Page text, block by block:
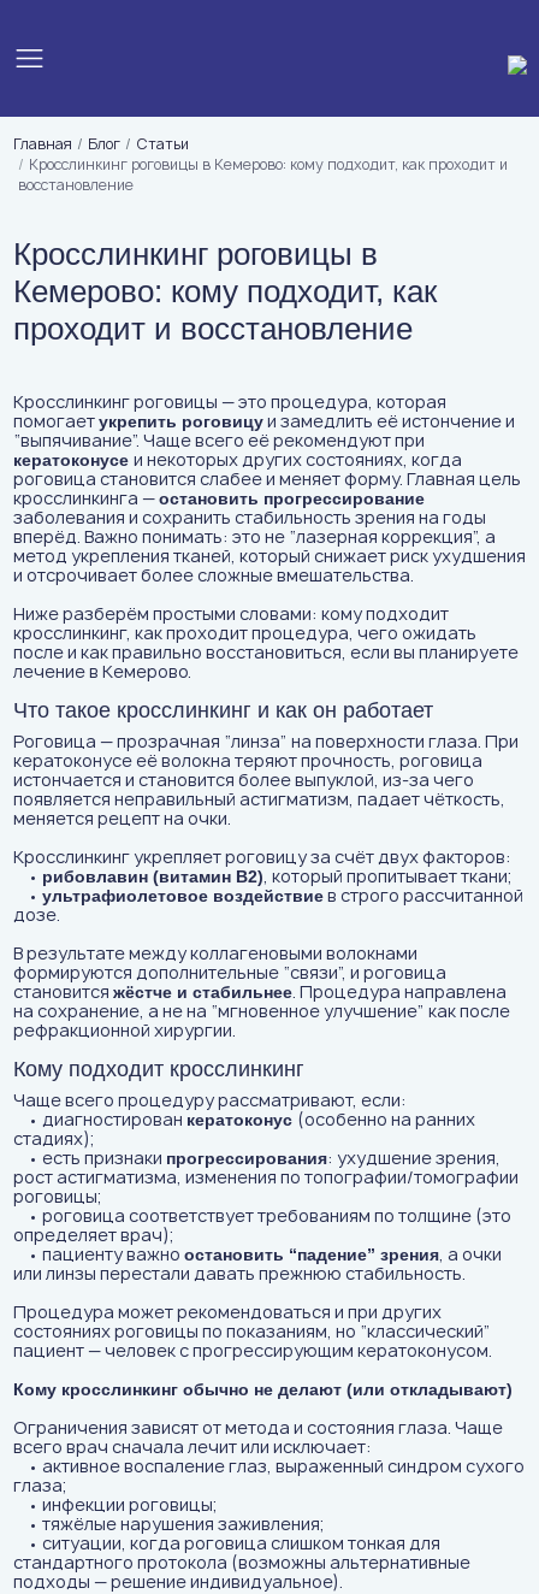
Главная Блог
Статьи
Кросслинкинг роговицы в Кемерово: кому подходит, как проходит и
восстановление
Кросслинкинг роговицы в
Кемерово: кому подходит, как
проходит и восстановление
Кросслинкинг роговицы — это процедура, которая
помогаетукрепить роговицуи замедлить её истончение и
“выпячивание”. Чаще всего её рекомендуют при
кератоконусе и некоторых других состояниях, когда
роговица становится слабее и меняет форму. Главная цель
кросслинкинга —остановить прогрессирование
заболевания и сохранить стабильность зрения на годы
вперёд. Важно понимать: это не “лазерная коррекция”, а
метод укрепления тканей, который снижает риск ухудшения
и отсрочивает более сложные вмешательства.
Ниже разберём простыми словами: кому подходит
кросслинкинг, как проходит процедура, чего ожидать
после и как правильно восстановиться, если вы планируете
лечение в Кемерово.
Что такое кросслинкинг и как он работает
Роговица — прозрачная “линза” на поверхности глаза. При
кератоконусе её волокна теряют прочность, роговица
истончается и становится более выпуклой, из-за чего
появляется неправильный астигматизм, падает чёткость,
меняется рецепт на очки.
Кросслинкинг укрепляет роговицу за счёт двух факторов:
• рибовлавин (витамин B2), который пропитывает ткани;
• ультрафиолетовое воздействиев строго рассчитанной
дозе.
В результате между коллагеновыми волокнами
формируются дополнительные “связи”, и роговица
становится жёстче и стабильнее. Процедура направлена
на сохранение, а не на “мгновенное улучшение” как после
рефракционной хирургии.
Кому подходит кросслинкинг
Чаще всего процедуру рассматривают, если:
• диагностирован кератоконус (особенно на ранних
стадиях);
• есть признаки прогрессирования: ухудшение зрения,
рост астигматизма, изменения по топографии/томографии
роговицы;
• роговица соответствует требованиям по толщине (это
определяет врач);
• пациенту важно остановить “падение” зрения, а очки
или линзы перестали давать прежнюю стабильность.
Процедура может рекомендоваться и при других
состояниях роговицы по показаниям, но “классический”
пациент — человек с прогрессирующим кератоконусом.
Кому кросслинкинг обычно не делают (или откладывают)
Ограничения зависят от метода и состояния глаза. Чаще
всего врач сначала лечит или исключает:
• активное воспаление глаз, выраженный синдром сухого
глаза;
• инфекции роговицы;
• тяжёлые нарушения заживления;
• ситуации, когда роговица слишком тонкая для
стандартного протокола (возможны альтернативные
подходы — решение индивидуальное).